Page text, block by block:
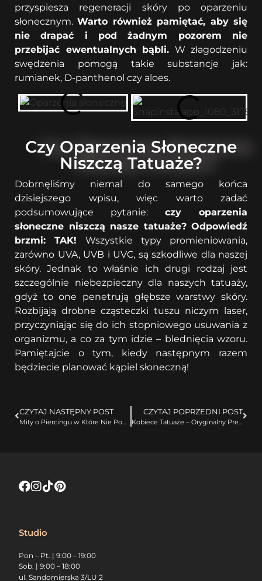
przyspiesza regeneracji skóry po oparzeniu
słonecznym.Warto również pamiętać, aby się
nie drapać i pod żadnym pozorem nie
przebijać ewentualnych bąbli. W złagodzeniu
swędzenia pomogą takie substancje jak:
rumianek, D-panthenol czy aloes.
Czy Oparzenia Słoneczne
Niszczą Tatuaże?
Dobrnęliśmy niemal do samego końca
dzisiejszego wpisu, więc warto zadać
podsumowujące pytanie: czy oparzenia
słoneczne niszczą nasze tatuaże? Odpowiedź
brzmi: TAK! Wszystkie typy promieniowania,
zarówno UVA, UVB i UVC, są szkodliwe dla naszej
skóry. Jednak to właśnie ich drugi rodzaj jest
szczególnie niebezpieczny dla naszych tatuaży,
gdyż to one penetrują głębsze warstwy skóry.
Rozbijają drobne cząsteczki tuszu niczym laser,
przyczyniając się do ich stopniowego usuwania z
organizmu, a co za tym idzie – blednięcia wzoru.
Pamiętajcie o tym, kiedy następnym razem
będziecie planować kąpiel słoneczną!
CZYTAJ NASTĘPNY POST
Mity o Piercingu w Które Nie Powinniśmy Wierzyć w 2023!
CZYTAJ POPRZEDNI POST
Kobiece Tatuaże – Oryginalny Prezent Na Dzień Matki!
Studio
Pon – Pt. | 9:00 – 19:00
Sob. | 9:00 – 18:00
ul. Sandomierska 3/LU 2